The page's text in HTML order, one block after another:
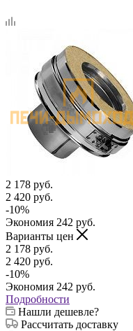
2 178 руб.
2 420 руб.
-10%
Экономия 242 руб.
Варианты цен
2 178 руб.
2 420 руб.
-10%
Экономия 242 руб.
Подробности
Нашли дешевле?
Рассчитать доставку